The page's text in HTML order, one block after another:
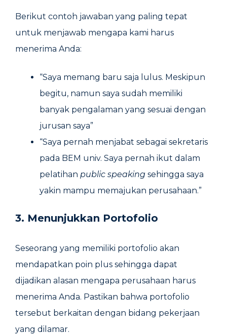
Berikut contoh jawaban yang paling tepat
untuk menjawab mengapa kami harus
menerima Anda:
“Saya memang baru saja lulus. Meskipun
begitu, namun saya sudah memiliki
banyak pengalaman yang sesuai dengan
jurusan saya”
“Saya pernah menjabat sebagai sekretaris
pada BEM univ. Saya pernah ikut dalam
pelatihan public speaking sehingga saya
yakin mampu memajukan perusahaan.”
3. Menunjukkan Portofolio
Seseorang yang memiliki portofolio akan
mendapatkan poin plus sehingga dapat
dijadikan alasan mengapa perusahaan harus
menerima Anda. Pastikan bahwa portofolio
tersebut berkaitan dengan bidang pekerjaan
yang dilamar.